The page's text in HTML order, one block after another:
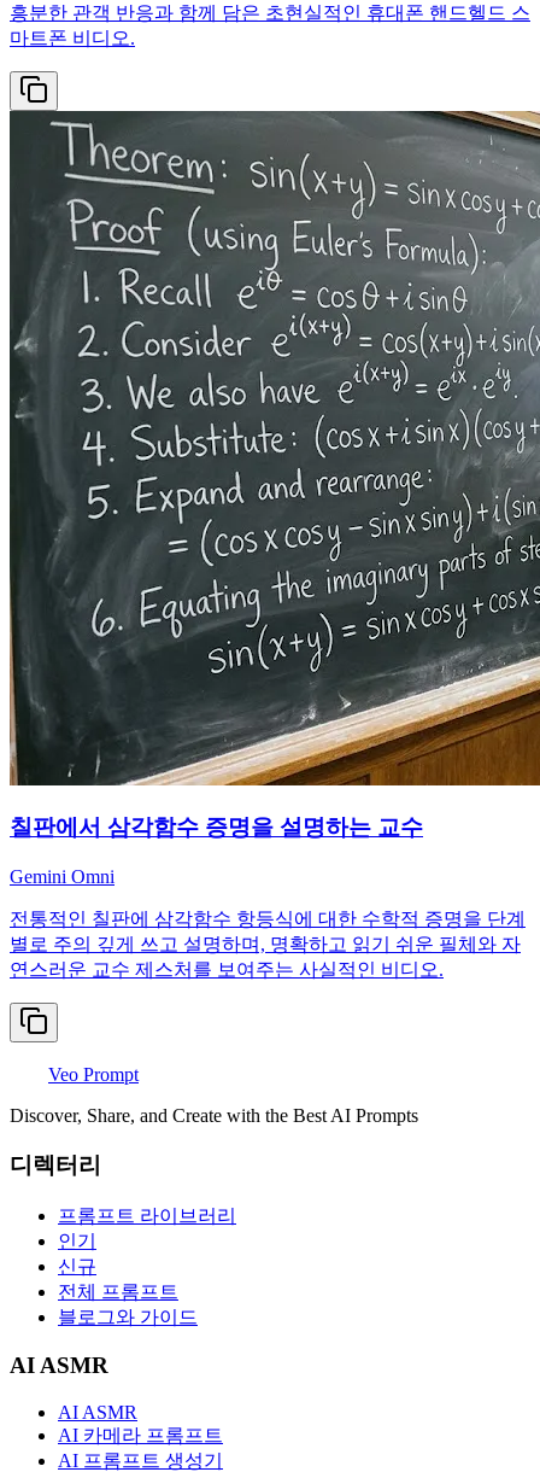
흥분한 관객 반응과 함께 담은 초현실적인 휴대폰 핸드헬드 스
마트폰 비디오.
칠판에서 삼각함수 증명을 설명하는 교수
Gemini Omni
전통적인 칠판에 삼각함수 항등식에 대한 수학적 증명을 단계
별로 주의 깊게 쓰고 설명하며, 명확하고 읽기 쉬운 필체와 자
연스러운 교수 제스처를 보여주는 사실적인 비디오.
Veo Prompt
Discover, Share, and Create with the Best AI Prompts
디렉터리
프롬프트 라이브러리
인기
신규
전체 프롬프트
블로그와 가이드
AI ASMR
AI ASMR
AI 카메라 프롬프트
AI 프롬프트 생성기